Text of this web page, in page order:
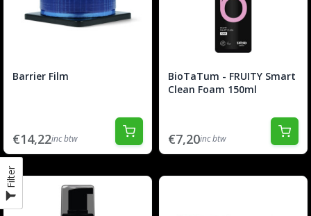
Filter
Barrier Film
€14,22inc btw
BioTaTum - FRUITY Smart
Clean Foam 150ml
€7,20inc btw